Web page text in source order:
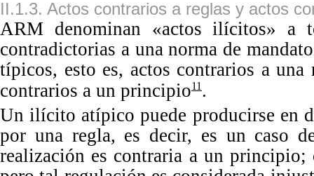
II.1.3. Actos contrarios a reglas y actos
ARM denominan «actos ilícitos» a
contradictorias a una norma de
típicos, esto es, actos contrarios a
contrarios a un principio11 .
Unilícito atípico puede producirse en
por una regla, es decir, es un caso
realización es contraria a un prin